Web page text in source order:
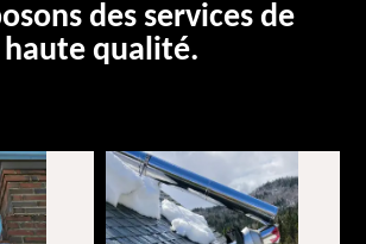
des services de
qualité.